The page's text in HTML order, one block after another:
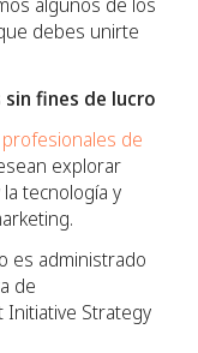
debes unirte
fines de lucro
profesionales de
explorar
tecnología y
es administrado
de
Initiative Strategy